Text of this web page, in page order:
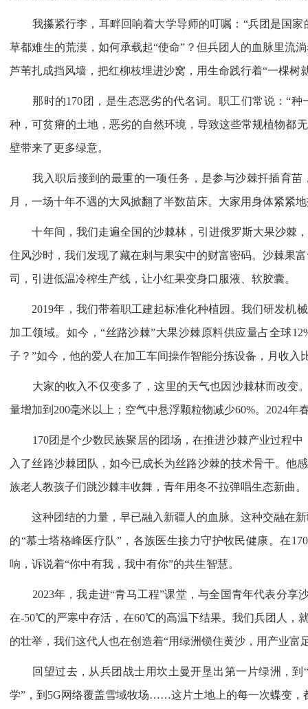
我攥紧行李，耳畔回响着大学导师的叮嘱：“兵团是国家
草都难生的荒漠，如何承载起“使命”？但兵团人的血脉里流
芦苇扎成挡风墙，把红柳枝埋进沙窝，用生命践行着“一棵
那时的170团，是生态恶劣的代名词。职工们常说：“种
种，可贫瘠的土地，恶劣的自然环境，导致这些常规植物都
壁带来了更多绿意。
我入职后接到的最重的一项任务，是参与沙棘扦插育苗
月，一场十年不遇的大风掀翻了半数苗床。大家用身体紧紧
十年间，我们走遍全国的沙棘林，引进俄罗斯大果沙棘，
住风沙时，我们发现了藏在刺与果实中的财富密码。沙棘果
司，引进低温冷榨生产线，让小红果变身口服液、软胶囊。
2019年，我们带着职工建起标准化种植园。我们研发机械
加工领域。如今，“丝路沙棘”大果沙棘原料供应量占全球
子？”如今，他的爱人在加工车间操作智能分拣设备，月收入
大家的收入不仅变多了，这里的天气也因沙棘林而改变。
量增加到200毫米以上；空气中悬浮颗粒物减少60%。2024
170团是个少数民族聚居的团场，在推进沙棘产业过程中
入了丝路沙棘团队，如今已成长为丝路沙棘的技术骨干。他
族老人教孩子们跳沙棘丰收舞，青年用冬不拉弹唱生态新曲。
这种团结的力量，早已融入新疆人的血脉。这种交融在新
的“慕士塔格峰医疗队”，各族医生接力守护牧民健康。在
响，诉说着“你中有我，我中有你”的共生智慧。
2023年，我走进“青马工程”课堂，与全国青年代表分享
在-50℃的严寒中存活，在60℃的高温下结果。我们兵团人，
的壮举，我们这代人也在创造着“用绿洲锁住黄沙，用产业富
回望过去，从兵团战士用坎土曼开垦出第一片绿洲，到“
学”，到5G网络覆盖雪域牧场……这片土地上的每一次蝶变